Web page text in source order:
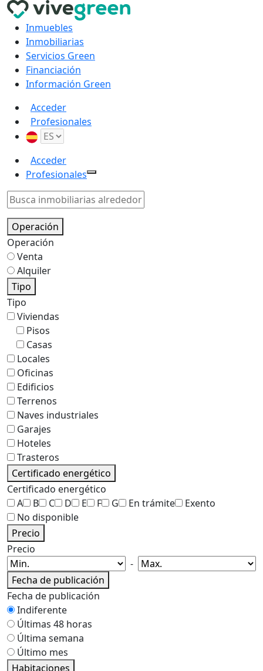
Inmuebles
Inmobiliarias
Servicios Green
Financiación
Información Green
Acceder
Profesionales
Acceder
Profesionales
Operación
Operación
Venta
Alquiler
Tipo
Tipo
Viviendas
Pisos
Casas
Locales
Oficinas
Edificios
Terrenos
Naves industriales
Garajes
Hoteles
Trasteros
Certificado energético
Certificado energético
A
B C D E F G En trámite
Exento
No disponible
Precio
Precio
-
Fecha de publicación
Fecha de publicación
Indiferente
Últimas 48 horas
Última semana
Último mes
Habitaciones